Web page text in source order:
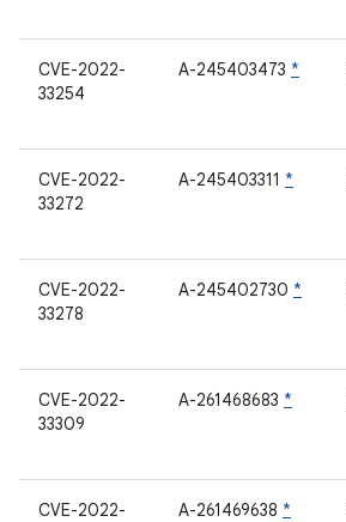
CVE-2022-
33254
A-245403473 *
CVE-2022-
33272
A-245403311 *
CVE-2022-
33278
A-245402730 *
CVE-2022-
33309
A-261468683 *
CVE-2022-
A-261469638 *